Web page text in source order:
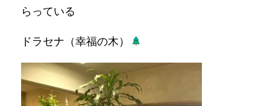
らっている
ドラセナ（幸福の木）